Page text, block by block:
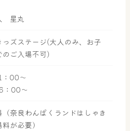
星丸
っズステージ(大人のみ、お子
のご入場不可)
00～
00～
（奈良わんぱくランドはしゃき
が必要）